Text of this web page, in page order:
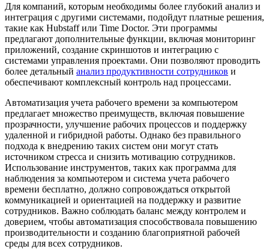
Для компаний, которым необходимы более глубокий анализ и
интеграция с другими системами, подойдут платные решения,
такие как Hubstaff или Time Doctor. Эти программы
предлагают дополнительные функции, включая мониторинг
приложений, создание скриншотов и интеграцию с
системами управления проектами. Они позволяют проводить
более детальный анализ продуктивности сотрудников и
обеспечивают комплексный контроль над процессами.
Автоматизация учета рабочего времени за компьютером
предлагает множество преимуществ, включая повышение
прозрачности, улучшение рабочих процессов и поддержку
удаленной и гибридной работы. Однако без правильного
подхода к внедрению таких систем они могут стать
источником стресса и снизить мотивацию сотрудников.
Использование инструментов, таких как программа для
наблюдения за компьютером и система учета рабочего
времени бесплатно, должно сопровождаться открытой
коммуникацией и ориентацией на поддержку и развитие
сотрудников. Важно соблюдать баланс между контролем и
доверием, чтобы автоматизация способствовала повышению
производительности и созданию благоприятной рабочей
среды для всех сотрудников.